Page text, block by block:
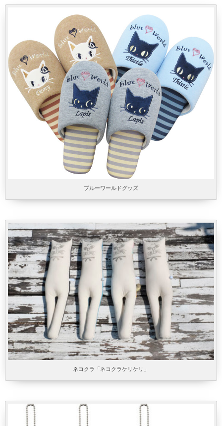
ブルーワールドグッズ
ネコクラ「ネコクラケリケリ」